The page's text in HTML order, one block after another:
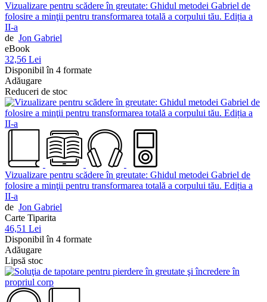
Vizualizare pentru scădere în greutate: Ghidul metodei Gabriel de
folosire a minţii pentru transformarea totală a corpului tău. Ediția a
II-a
de Jon Gabriel
eBook
32,56 Lei
Disponibil în 4 formate
Adăugare
Reduceri de stoc
Vizualizare pentru scădere în greutate: Ghidul metodei Gabriel de
folosire a minţii pentru transformarea totală a corpului tău. Ediția a
II-a
de Jon Gabriel
Carte Tiparita
46,51 Lei
Disponibil în 4 formate
Adăugare
Lipsă stoc